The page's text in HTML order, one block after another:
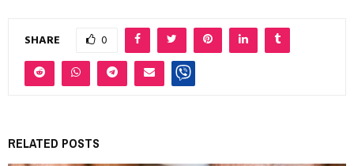
SHARE 0
RELATED POSTS